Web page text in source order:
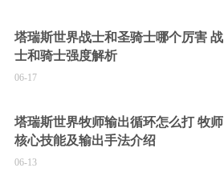
塔瑞斯世界战士和圣骑士哪个厉害 战
士和骑士强度解析
06-17
塔瑞斯世界牧师输出循环怎么打 牧师
核心技能及输出手法介绍
06-13